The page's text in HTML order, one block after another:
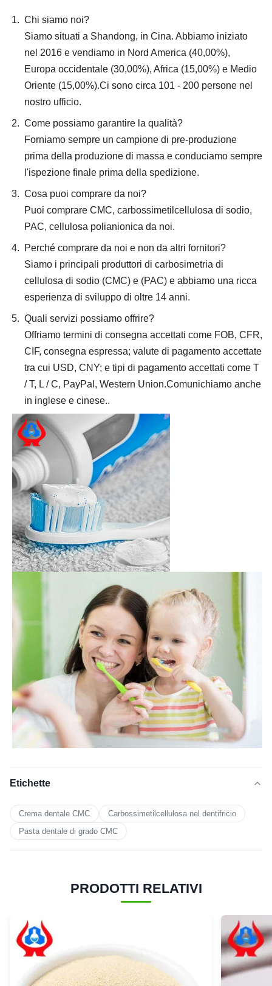
Chi siamo noi?
Siamo situati a Shandong, in Cina. Abbiamo iniziato
nel 2016 e vendiamo in Nord America (40,00%),
Europa occidentale (30,00%), Africa (15,00%) e Medio
Oriente (15,00%).Ci sono circa 101 - 200 persone nel
nostro ufficio.
Come possiamo garantire la qualità?
Forniamo sempre un campione di pre-produzione
prima della produzione di massa e conduciamo sempre
l'ispezione finale prima della spedizione.
Cosa puoi comprare da noi?
Puoi comprare CMC, carbossimetilcellulosa di sodio,
PAC, cellulosa polianionica da noi.
Perché comprare da noi e non da altri fornitori?
Siamo i principali produttori di carbosimetria di
cellulosa di sodio (CMC) e (PAC) e abbiamo una ricca
esperienza di sviluppo di oltre 14 anni.
Quali servizi possiamo offrire?
Offriamo termini di consegna accettati come FOB, CFR,
CIF, consegna espressa; valute di pagamento accettate
tra cui USD, CNY; e tipi di pagamento accettati come T
/ T, L / C, PayPal, Western Union.Comunichiamo anche
in inglese e cinese..
Etichette
Crema dentale CMC
Carbossimetilcellulosa nel dentifricio
Pasta dentale di grado CMC
PRODOTTI RELATIVI